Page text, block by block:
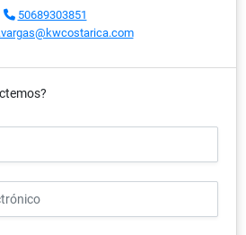
50689303851